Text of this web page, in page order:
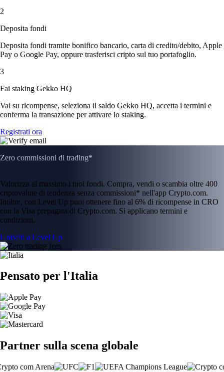
2
Deposita fondi
Deposita fondi tramite bonifico bancario, carta di credito/debito, Apple
Pay o Google Pay, oppure trasferisci cripto sul tuo portafoglio.
3
Fai staking Gekko HQ
Vai su ricompense, seleziona il saldo Gekko HQ, accetta i termini e
conferma la transazione per attivare lo staking.
Registrati ora
Zero commissioni di trading*
Valorizza al massimo i tuoi fondi. Compra, vendi o scambia oltre 400
criptovalute di tendenza senza commissioni* nell'app Crypto.com.
Inoltre, con Level Up puoi ottenere fino al 6% di ricompense in CRO
con la Visa prepagata di Crypto.com. Si applicano termini e
condizioni.
Unisciti a Level Up
Pensato per l'Italia
Partner sulla scena globale